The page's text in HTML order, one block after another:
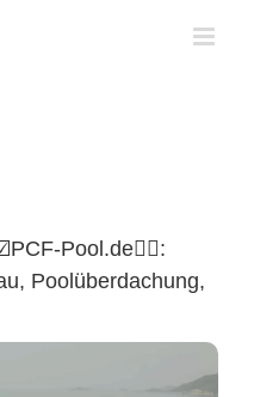
Pool.de🏊🏼:
Poolüberdachung,